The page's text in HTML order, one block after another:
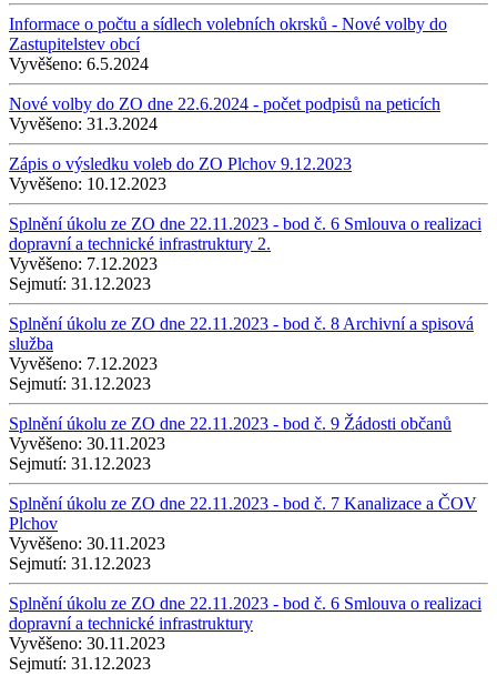
Informace o počtu a sídlech volebních okrsků - Nové volby do
Zastupitelstev obcí
Vyvěšeno: 6.5.2024
Nové volby do ZO dne 22.6.2024 - počet podpisů na peticích
Vyvěšeno: 31.3.2024
Zápis o výsledku voleb do ZO Plchov 9.12.2023
Vyvěšeno: 10.12.2023
Splnění úkolu ze ZO dne 22.11.2023 - bod č. 6 Smlouva o realizaci
dopravní a technické infrastruktury 2.
Vyvěšeno: 7.12.2023
Sejmutí: 31.12.2023
Splnění úkolu ze ZO dne 22.11.2023 - bod č. 8 Archivní a spisová
služba
Vyvěšeno: 7.12.2023
Sejmutí: 31.12.2023
Splnění úkolu ze ZO dne 22.11.2023 - bod č. 9 Žádosti občanů
Vyvěšeno: 30.11.2023
Sejmutí: 31.12.2023
Splnění úkolu ze ZO dne 22.11.2023 - bod č. 7 Kanalizace a ČOV
Plchov
Vyvěšeno: 30.11.2023
Sejmutí: 31.12.2023
Splnění úkolu ze ZO dne 22.11.2023 - bod č. 6 Smlouva o realizaci
dopravní a technické infrastruktury
Vyvěšeno: 30.11.2023
Sejmutí: 31.12.2023